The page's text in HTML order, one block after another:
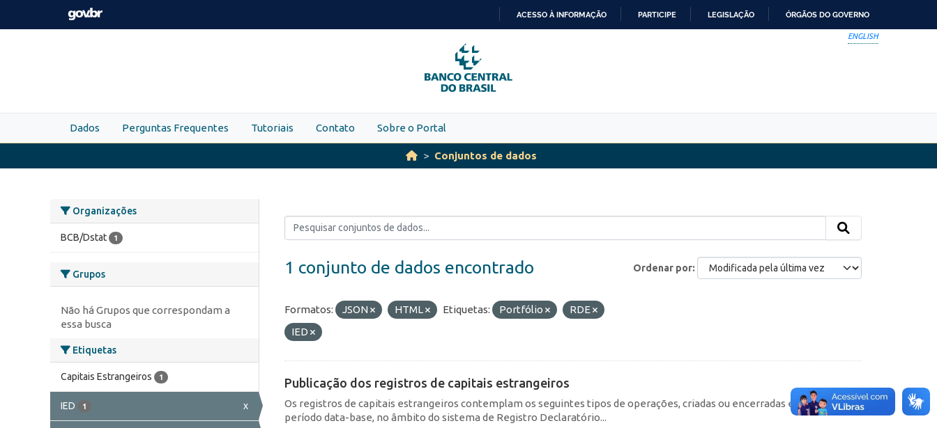
Skip to main content
PARA
O
CONTEÚDO
ACESSO À INFORMAÇÃO PARTICIPE LEGISLAÇÃO ÓRGÃOS DO GOVERNO
ENGLISH
Dados Perguntas Frequentes Tutoriais Contato Sobre o Portal
Conjuntos de dados
Organizações
BCB/Dstat 1
Grupos
Não há Grupos que correspondam a
essa busca
Etiquetas
Capitais Estrangeiros 1
IED 1 x
Ordenar por
1 conjunto de dados encontrado
Formatos: JSON HTML Etiquetas: Portfólio
RDE
IED
Publicação dos registros de capitais estrangeiros
Os registros de capitais estrangeiros contemplam os seguintes tipos de operações, criadas ou encerradas em cada
período data-base, no âmbito do sistema de Registro Declaratório...